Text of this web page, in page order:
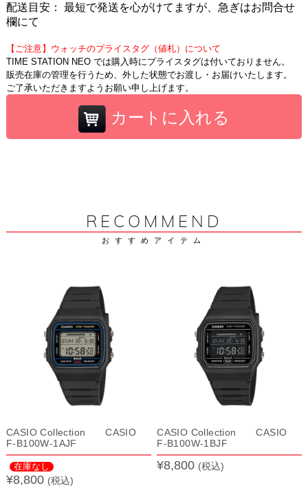
配送目安： 最短で発送を心がけてますが、急ぎはお問合せ
欄にて
【ご注意】ウォッチのプライスタグ（値札）について
TIME STATION NEO では購入時にプライスタグは付いておりません。
販売在庫の管理を行うため、外した状態でお渡し・お届けいたします。
ご了承いただきますようお願い申し上げます。
カートに入れる
RECOMMEND
おすすめアイテム
CASIO Collection CASIO
F-B100W-1AJF
在庫なし
¥8,800 (税込)
CASIO Collection CASIO
F-B100W-1BJF
¥8,800 (税込)